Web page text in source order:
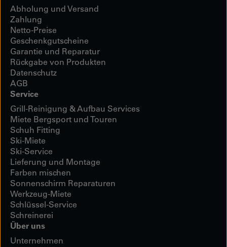
Abholung und Versand
Zahlung
Netto-Preise
Geschenkgutscheine
Garantie und Reparatur
Rückgabe von Produkten
Datenschutz
AGB
Service
Grill-Reinigung & Aufbau Services
Miete Bergsport und Touren
Schuh Fitting
Ski-Miete
Ski-Service
Lieferung und Montage
Farben mischen
Sonnenschirm Reparaturen
Werkzeug-Miete
Schlüssel-Service
Schreinerei
Über uns
Unternehmen